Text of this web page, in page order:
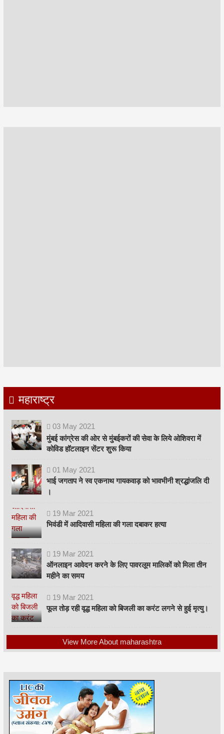
महाराष्ट्र
03 May 2021
मुंबई कांग्रेस की ओर से मुंबईकरों की सेवा के लिये ओशिवरा में
कोविड हॉटलाइन सेंटर शुरू किया
01 May 2021
भाई जगताप ने स्व एकनाथ गायकवाड़ को भावभीनी श्रद्धांजलि दी
।
19 Mar 2021
भिवंडी में आदिवासी महिला की गला दबाकर हत्या
19 Mar 2021
ऑनलाइन आवेदन करने के लिए पावरलूम मालिकों को मिला तीन
महीने का समय
19 Mar 2021
फूल तोड़ रही वृद्ध महिला को बिजली का करंट लगने से हुई मृत्यु।
View More About maharashtra